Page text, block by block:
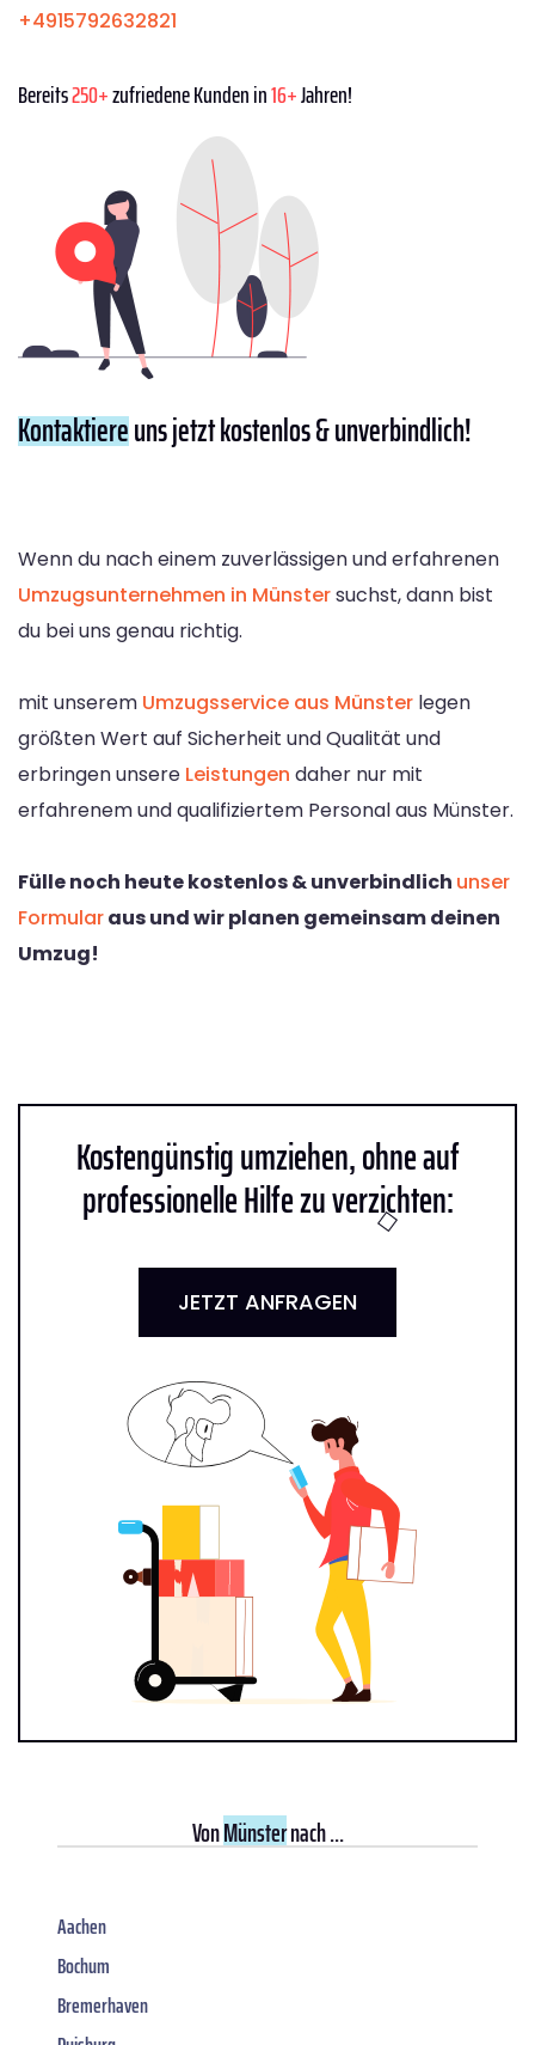
+4915792632821
Bereits250+zufriedene Kunden in16+Jahren!
Kontaktiereuns jetzt kostenlos & unverbindlich!
Wenn du nach einem zuverlässigen und erfahrenen
Umzugsunternehmen in Münstersuchst, dann bist
du bei uns genau richtig.
mit unserem Umzugsservice aus Münster legen
größten Wert auf Sicherheit und Qualität und
erbringen unsere Leistungen daher nur mit
erfahrenem und qualifiziertem Personal aus Münster.
Fülle noch heute kostenlos & unverbindlich unser
Formularaus und wir planen gemeinsam deinen
Umzug!
Kostengünstig umziehen, ohne auf
professionelle Hilfe zu verzichten:
JETZT ANFRAGEN
VonMünsternach ...
Aachen
Bochum
Bremerhaven